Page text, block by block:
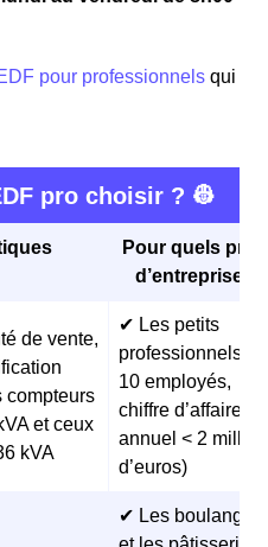
pour professionnels qui
pro choisir ? 👷
Pour quels
d’entreprises
de vente,
compteurs
et ceux
kVA
✔ Les petits
professionnels (<
10 employés,
chiffre d’affaires
annuel < 2
d’euros)
✔ Les